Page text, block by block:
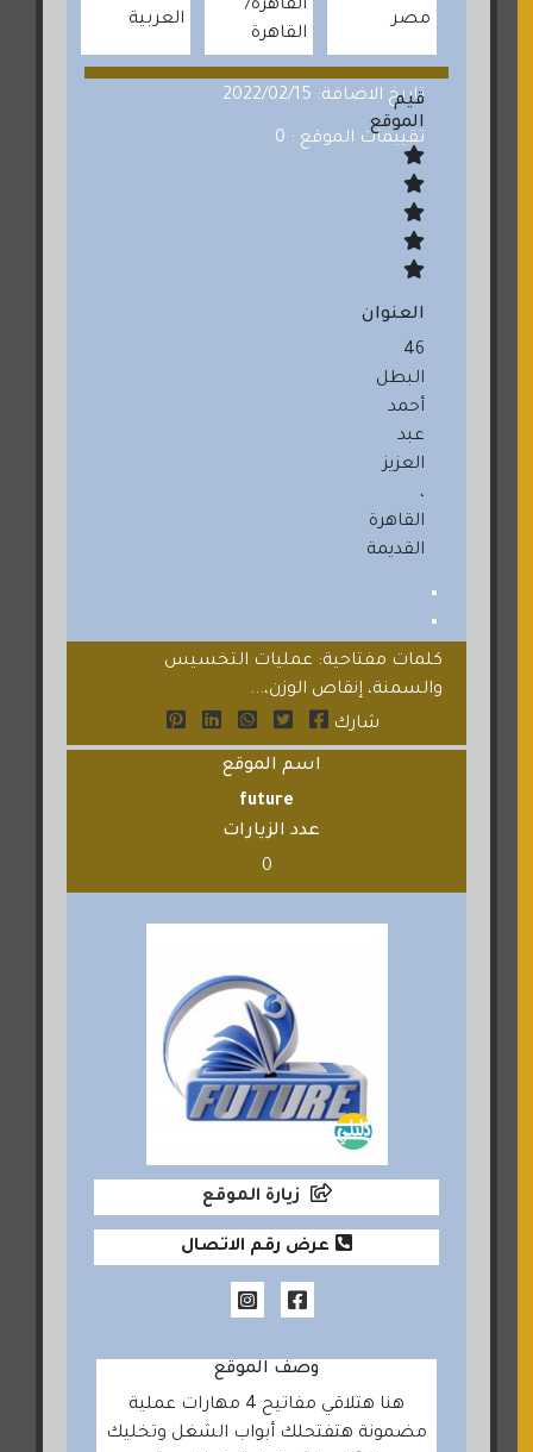
مصر
القاهرة
القاهرة
العربية
تاريخ الاضافة: 2022/02/15
تقييمات الموقع : 0
قيم
الموقع
العنوان
46
البطل
أحمد
عبد
العزيز
،
القاهرة
القديمة
كلمات مفتاحية: عمليات التخسيس
والسمنة، إنقاص الوزن،...
شارك
اسم الموقع
future
عدد الزيارات
0
زيارة الموقع
عرض رقم الاتصال
وصف الموقع
هنا هتلاقي مفاتيح 4 مهارات عملية
مضمونة هتفتحلك أبواب الشغل وتخليك